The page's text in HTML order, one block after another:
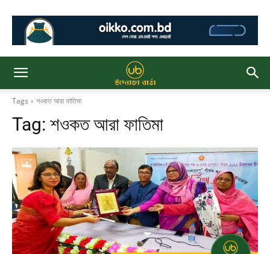
Tags শওকত আরা ফাতিমা
Tag: শওকত আরা ফাতিমা